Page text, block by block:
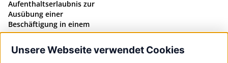
Unsere Webseite verwendet Cookies
Aufenthaltserlaubnis zur
Ausübung einer
Beschäftigung in einem
Beamtenverhältnis bei
einem deutschen
Dienstherrn verlängern